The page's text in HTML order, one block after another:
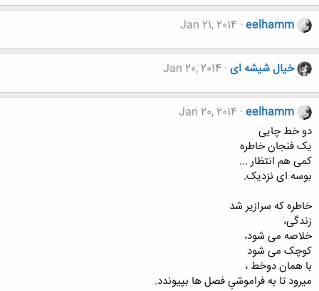
eelhamm
Jan 21, 2014
خیال شیشه ای Jan 20, 2014
eelhamm
Jan 20, 2014
دو خط چایی
یک فنجان خاطره
کمی هم انتظار ...
بوسه ای نزدیک.
خاطره که سرازیر شد
زندگی،
خلاصه می شود،
کوچک می شود
با همان دوخط ،
میرود تا به فراموشیِ فصل ها بپیوندد.